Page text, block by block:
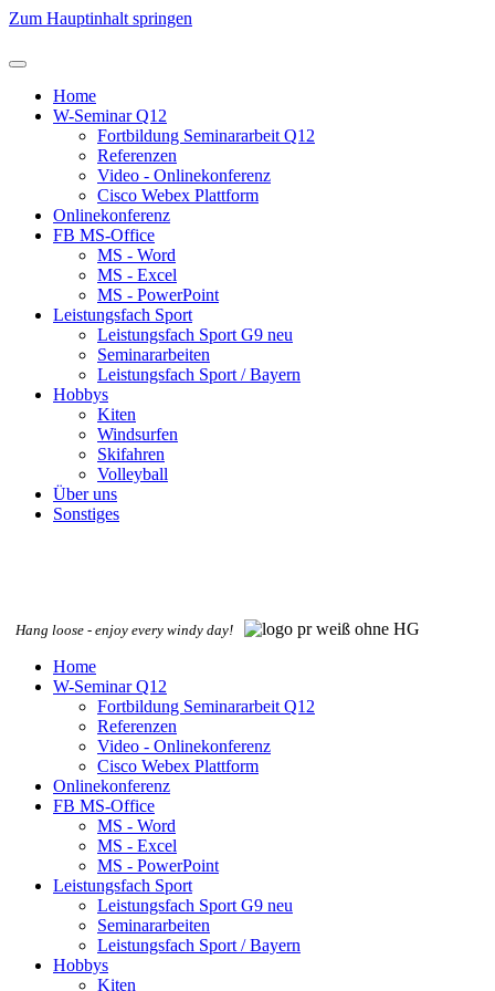
Zum Hauptinhalt springen
Home
W-Seminar Q12
Fortbildung Seminararbeit Q12
Referenzen
Video - Onlinekonferenz
Cisco Webex Plattform
Onlinekonferenz
FB MS-Office
MS - Word
MS - Excel
MS - PowerPoint
Leistungsfach Sport
Leistungsfach Sport G9 neu
Seminararbeiten
Leistungsfach Sport / Bayern
Hobbys
Kiten
Windsurfen
Skifahren
Volleyball
Über uns
Sonstiges
Hang loose - enjoy every windy day!
Home
W-Seminar Q12
Fortbildung Seminararbeit Q12
Referenzen
Video - Onlinekonferenz
Cisco Webex Plattform
Onlinekonferenz
FB MS-Office
MS - Word
MS - Excel
MS - PowerPoint
Leistungsfach Sport
Leistungsfach Sport G9 neu
Seminararbeiten
Leistungsfach Sport / Bayern
Hobbys
Kiten